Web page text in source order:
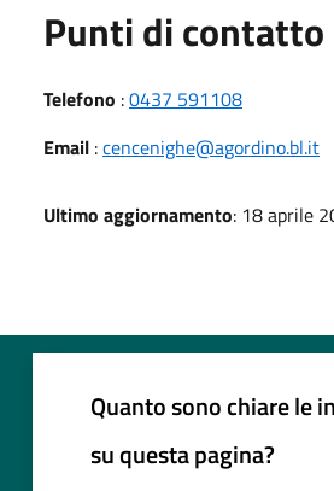
Punti di contatto
Telefono :0437 591108
Email :cencenighe@agordino.bl.it
Ultimo aggiornamento: 18 aprile
Quanto sono chiare le
su questa pagina?